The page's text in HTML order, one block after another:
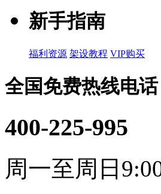
新手指南
福利资源 架设教程 VIP购买
全国免费热线电话
400-225-995
周一至周日